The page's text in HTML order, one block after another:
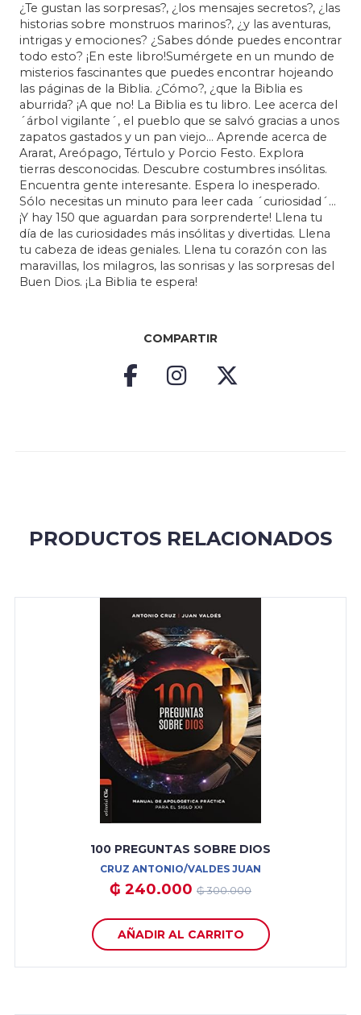
¿Te gustan las sorpresas?, ¿los mensajes secretos?, ¿las
historias sobre monstruos marinos?, ¿y las aventuras,
intrigas y emociones? ¿Sabes dónde puedes encontrar
todo esto? ¡En este libro!Sumérgete en un mundo de
misterios fascinantes que puedes encontrar hojeando
las páginas de la Biblia. ¿Cómo?, ¿que la Biblia es
aburrida? ¡A que no! La Biblia es tu libro. Lee acerca del
´árbol vigilante´, el pueblo que se salvó gracias a unos
zapatos gastados y un pan viejo... Aprende acerca de
Ararat, Areópago, Tértulo y Porcio Festo. Explora
tierras desconocidas. Descubre costumbres insólitas.
Encuentra gente interesante. Espera lo inesperado.
Sólo necesitas un minuto para leer cada ´curiosidad´...
¡Y hay 150 que aguardan para sorprenderte! Llena tu
día de las curiosidades más insólitas y divertidas. Llena
tu cabeza de ideas geniales. Llena tu corazón con las
maravillas, los milagros, las sonrisas y las sorpresas del
Buen Dios. ¡La Biblia te espera!
COMPARTIR
PRODUCTOS RELACIONADOS
100 PREGUNTAS SOBRE DIOS
CRUZ ANTONIO/VALDES JUAN
₲ 240.000 ₲ 300.000
AÑADIR AL CARRITO